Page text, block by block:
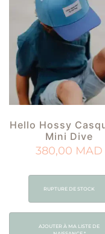
Hello Hossy
Mini Dive
380,00 MAD
RUPTURE DE STOCK
AJOUTER À MA LISTE DE